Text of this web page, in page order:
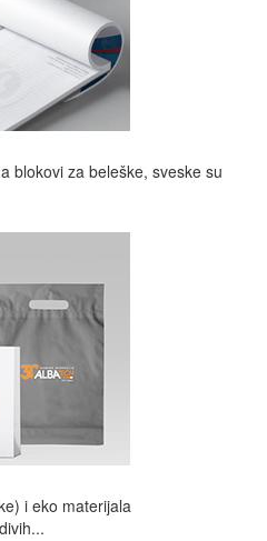
blokovi za beleške, sveske su
i eko materijala